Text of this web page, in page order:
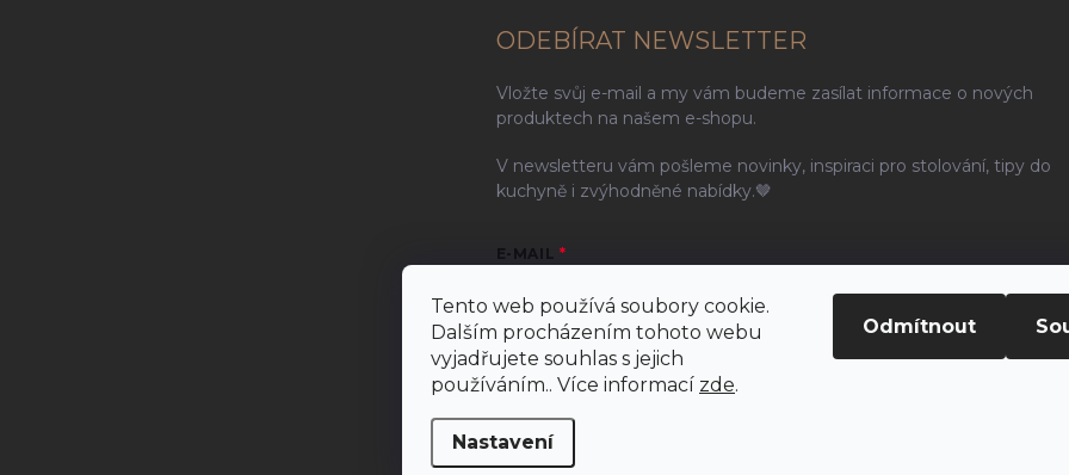
Tento web používá soubory cookie.
Dalším procházením tohoto webu
vyjadřujete souhlas s jejich
používáním.. Více informací zde.
Nastavení
Odmítnout
ODEBÍRAT NEWSLETTER
Vložte svůj e-mail a my vám budeme zasílat informace o nových
produktech na našem e-shopu.
V newsletteru vám pošleme novinky, inspiraci pro stolování, tipy do
kuchyně i zvýhodněné nabídky.🤎
E-MAIL
Vložením e-mailu souhlasíte s
Přihlásit se